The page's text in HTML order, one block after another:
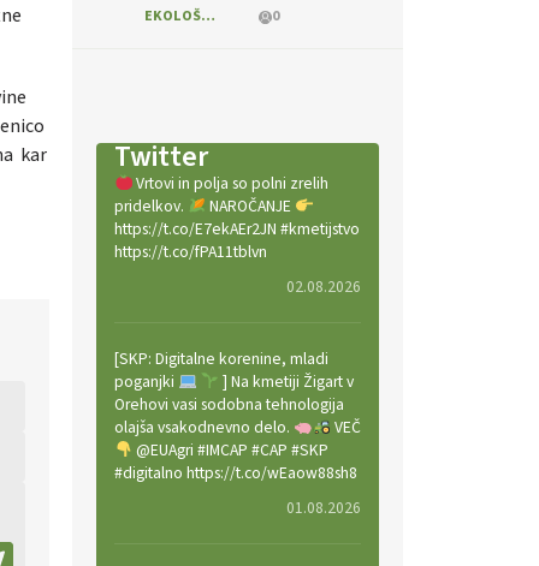
kar
EKOLOŠKO LOGIČNO 0
Twitter
Vrtovi in polja so polni zrelih
pridelkov.
NAROČANJE
https://t.co/E7ekAEr2JN #kmetijstvo
https://t.co/fPA11tblvn
02.08.2026
[SKP: Digitalne korenine, mladi
poganjki
] Na kmetiji Žigart v
Orehovi vasi sodobna tehnologija
olajša vsakodnevno delo.
VEČ
@EUAgri #IMCAP #CAP #SKP
#digitalno https://t.co/wEaow88sh8
01.08.2026